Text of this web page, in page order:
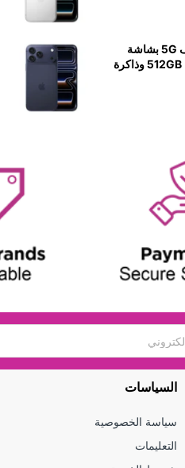
OnePlus 12 هاتف 5G بشاشة
6.82 بوصة وسعة 512GB وذاكرة
RAM
السياسات
سياسة الخصوصية
التعليمات